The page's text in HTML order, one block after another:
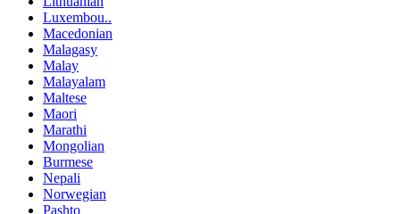
Luxembou..
Macedonian
Malagasy
Malay
Malayalam
Maltese
Maori
Marathi
Mongolian
Burmese
Nepali
Norwegian
Pashto